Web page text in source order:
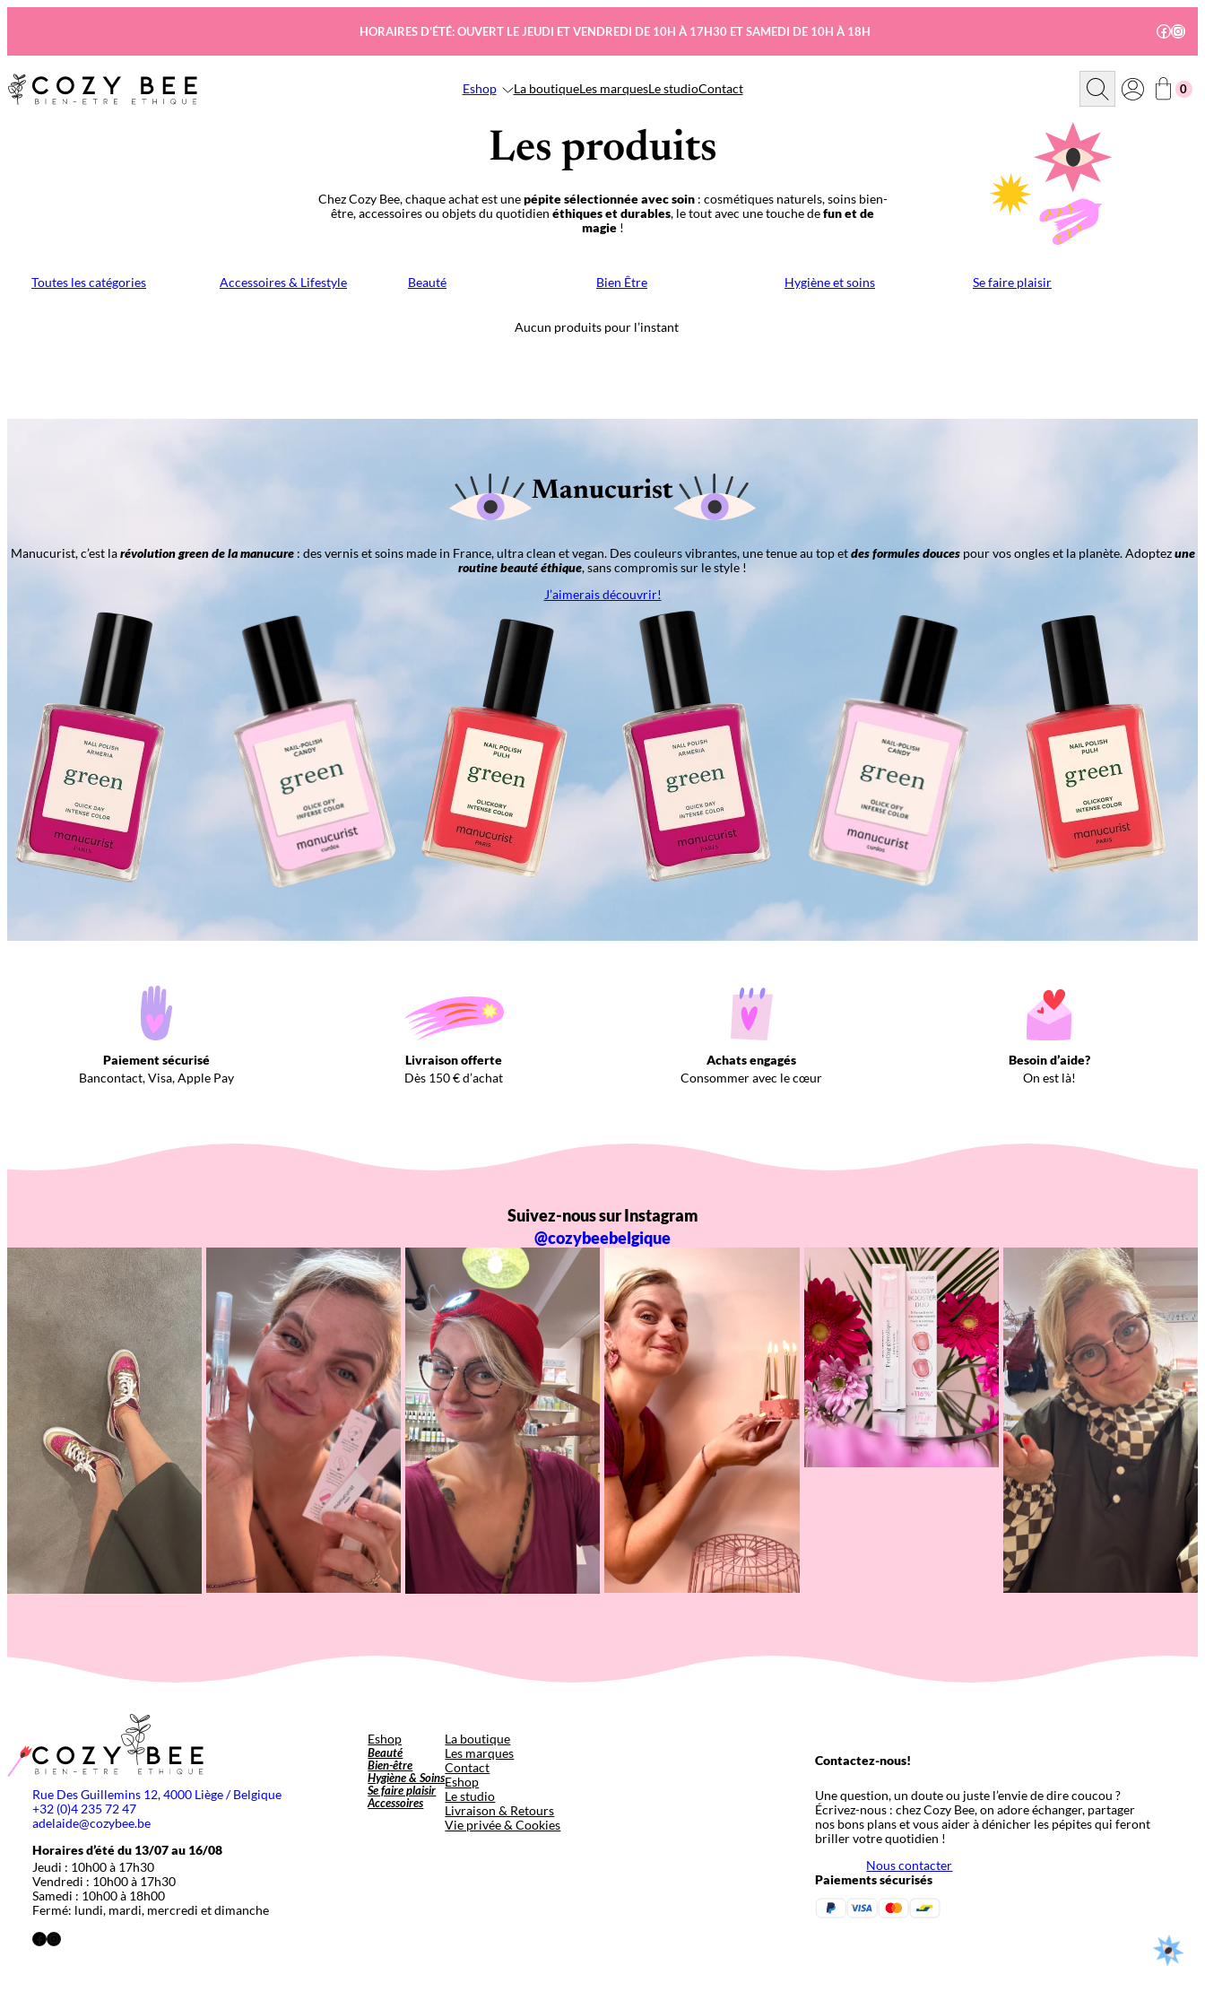
HORAIRES D’ÉTÉ: OUVERT LE JEUDI ET VENDREDI DE 10H À 17H30 ET SAMEDI DE 10H À 18H
Eshop La boutiqueLes marquesLe studioContact
R
c
e
r
c
h
0
Les produits
Chez Cozy Bee, chaque achat est unepépite sélectionnée avec soin: cosmétiques naturels, soins bien-
être, accessoires ou objets du quotidien éthiques et durables, le tout avec une touche defun et de
magie!
Toutes les catégories Accessoires & Lifestyle Beauté Bien Être Hygiène et soins Se faire plaisir
Aucun produits pour l’instant
Manucurist
Manucurist, c’est larévolution green de la manucure: des vernis et soins made in France, ultra clean et vegan. Des couleurs vibrantes, une tenue au top etdes formules doucespour vos ongles et la planète. Adoptezune
routine beauté éthique, sans compromis sur le style !
J’aimerais découvrir!
Paiement sécurisé
Bancontact, Visa, Apple Pay
Livraison offerte
Dès 150 € d’achat
Achats engagés
Consommer avec le cœur
Besoin d’aide?
On est là!
Suivez-nous sur Instagram
@cozybeebelgique
Rue Des Guillemins 12, 4000 Liège / Belgique
+32 (0)4 235 72 47
adelaide@cozybee.be
Horaires d’été du 13/07 au 16/08
Jeudi : 10h00 à 17h30
Vendredi : 10h00 à 17h30
Samedi : 10h00 à 18h00
Fermé: lundi, mardi, mercredi et dimanche
Facebook
Instagram
Eshop
Beauté
Bien-être
Hygiène & Soins
Se faire plaisir
Accessoires
La boutique
Les marques
Contact
Eshop
Le studio
Livraison & Retours
Vie privée & Cookies
Contactez-nous!
Une question, un doute ou juste l’envie de dire coucou ?
Écrivez-nous : chez Cozy Bee, on adore échanger, partager
nos bons plans et vous aider à dénicher les pépites qui feront
briller votre quotidien !
Nous contacter
Paiements sécurisés